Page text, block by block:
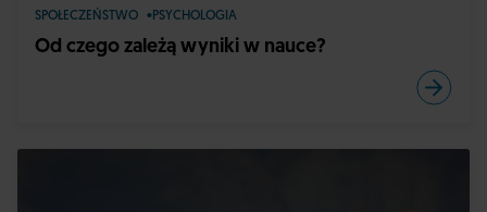
SPOŁECZEŃSTWO PSYCHOLOGIA
Od czego zależą wyniki w nauce?